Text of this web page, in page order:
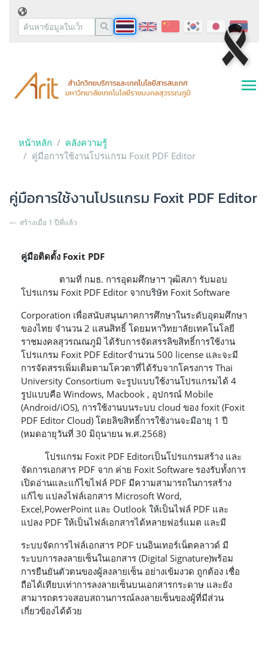
หน้าหลัก
คลังความรู้
คู่มือการใช้งานโปรแกรม Foxit PDF Editor
คู่มือการใช้งานโปรแกรม Foxit PDF Editor
สร้างเมื่อ 1 ปีที่แล้ว
คู่มือติดตั้ง Foxit PDF
ตามที่ กมธ. การอุดมศึกษาฯ วุฒิสภา รับมอบ
โปรแกรม Foxit PDF Editor จากบริษัท Foxit Software
Corporation เพื่อสนับสนุนภาคการศึกษาในระดับอุดมศึกษา
ของไทย จำนวน 2 แสนสิทธิ์ โดยมหาวิทยาลัยเทคโนโลยี
ราชมงคลสุวรณณภูมิ ได้รับการจัดสรรลิขสิทธิ์การใช้งาน
โปรแกรม Foxit PDF Editorจำนวน 500 license และจะมี
การจัดสรรเพิ่มเติมตามโควตาที่ได้รับจากโครงการ Thai
University Consortium จะรูปแบบใช้งานโปรแกรมได้ 4
รูปแบบคือ Windows, Macbook , อุปกรณ์ Mobile
(Android/iOS), การใช้งานบนระบบ cloud ของ foxit (Foxit
PDF Editor Cloud) โดยลิขสิทธิ์การใช้งานจะมีอายุ 1 ปี
(หมดอายุวันที่ 30 มิถุนายน พ.ศ.2568)
โปรแกรม Foxit PDF Editorเป็นโปรแกรมสร้าง และ
จัดการเอกสาร PDF จาก ค่าย Foxit Software รองรับทั้งการ
เปิดอ่านและแก้ไขไฟล์ PDF มีความสามารถในการสร้าง
แก้ไข แปลงไฟล์เอกสาร Microsoft Word,
Excel,PowerPoint และ Outlook ให้เป็นไฟล์ PDF และ
แปลง PDF ให้เป็นไฟล์เอกสารได้หลายฟอร์แมต และมี
ระบบจัดการไฟล์เอกสาร PDF บนอินเทอร์เน็ตคลาวด์ มี
ระบบการลงลายเซ็นในเอกสาร (Digital Signature)พร้อม
การยืนยันตัวตนของผู้ลงลายเซ็น อย่างเข้มงวด ถูกต้อง เชื่อ
ถือได้เทียบเท่าการลงลายเซ็นบนเอกสารกระดาษ และยัง
สามารถตรวจสอบสถานการณ์ลงลายเซ็นของผู้ที่มีส่วน
เกี่ยวข้องได้ด้วย